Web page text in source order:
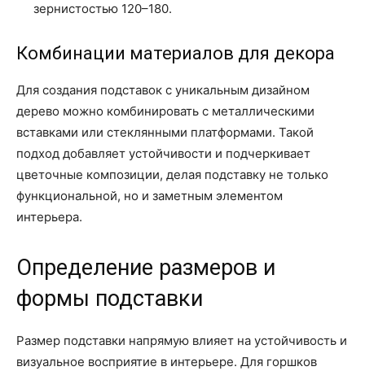
зернистостью 120–180.
Комбинации материалов для декора
Для создания подставок с уникальным дизайном
дерево можно комбинировать с металлическими
вставками или стеклянными платформами. Такой
подход добавляет устойчивости и подчеркивает
цветочные композиции, делая подставку не только
функциональной, но и заметным элементом
интерьера.
Определение размеров и
формы подставки
Размер подставки напрямую влияет на устойчивость и
визуальное восприятие в интерьере. Для горшков